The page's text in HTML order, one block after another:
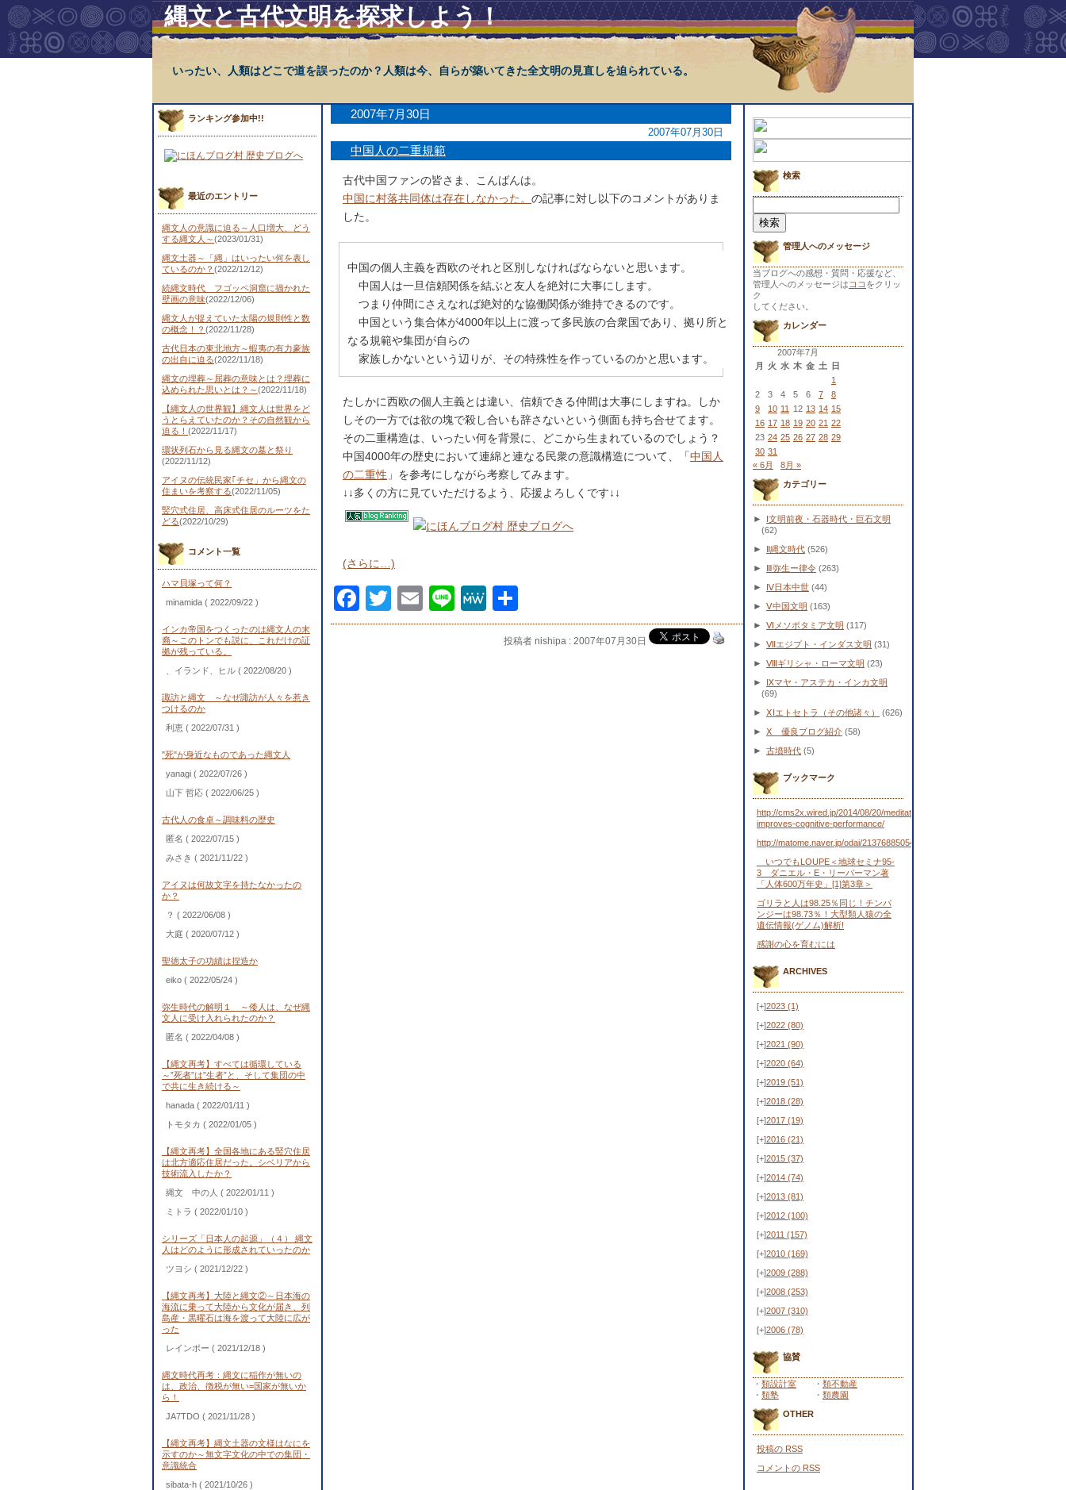
縄文と古代文明を探求しよう！
いったい、人類はどこで道を誤ったのか？人類は今、自らが築いてきた全文明の見直しを迫られている。
ランキング参加中!!
最近のエントリー
縄文人の意識に迫る～人口増大、どう
する縄文人～(2023/01/31)
縄文土器～「縄」はいったい何を表し
ているのか？ (2022/12/12)
続縄文時代 フゴッペ洞窟に描かれた
壁画の意味(2022/12/06)
縄文人が捉えていた太陽の規則性と数
の概念！？ (2022/11/28)
古代日本の東北地方～蝦夷の有力豪族
の出自に迫る(2022/11/18)
縄文の埋葬～屈葬の意味とは？埋葬に
込められた思いとは？～(2022/11/18)
【縄文人の世界観】縄文人は世界をど
うとらえていたのか？その自然観から
迫る！ (2022/11/17)
環状列石から見る縄文の墓と祭り
(2022/11/12)
アイヌの伝統民家｢チセ」から縄文の
住まいを考察する(2022/11/05)
竪穴式住居、高床式住居のルーツをた
どる(2022/10/29)
コメント一覧
ハマ貝塚って何？
minamida ( 2022/09/22 )
インカ帝国をつくったのは縄文人の末
裔～このトンでも説に、これだけの証
拠が残っている。
、イランド、ヒル ( 2022/08/20 )
諏訪と縄文 ～なぜ諏訪が人々を惹き
つけるのか
利恵 ( 2022/07/31 )
"死"が身近なものであった縄文人
yanagi ( 2022/07/26 )
山下 哲応 ( 2022/06/25 )
古代人の食卓～調味料の歴史
匿名 ( 2022/07/15 )
みさき ( 2021/11/22 )
アイヌは何故文字を持たなかったの
か？
？ ( 2022/06/08 )
大庭 ( 2020/07/12 )
聖徳太子の功績は捏造か
eiko ( 2022/05/24 )
弥生時代の解明１ ～倭人は、なぜ縄
文人に受け入れられたのか？
匿名 ( 2022/04/08 )
【縄文再考】すべては循環している
～”死者”は”生者”と、そして集団の中
で共に生き続ける～
hanada ( 2022/01/11 )
トモタカ ( 2022/01/05 )
【縄文再考】全国各地にある竪穴住居
は北方適応住居だった。シベリアから
技術流入したか？
縄文 中の人 ( 2022/01/11 )
ミトラ ( 2022/01/10 )
シリーズ「日本人の起源」（４） 縄文
人はどのように形成されていったのか
ツヨシ ( 2021/12/22 )
【縄文再考】大陸と縄文②～日本海の
海流に乗って大陸から文化が届き、列
島産・黒曜石は海を渡って大陸に広が
った
レインボー ( 2021/12/18 )
縄文時代再考：縄文に稲作が無いの
は、政治、徴税が無い=国家が無いか
ら！
JA7TDO ( 2021/11/28 )
【縄文再考】縄文土器の文様はなにを
示すのか～無文字文化の中での集団・
意識統合
sibata-h ( 2021/10/26 )
2007年7月30日
2007年07月30日
中国人の二重規範
古代中国ファンの皆さま、こんばんは。
中国に村落共同体は存在しなかった。 の記事に対し以下のコメントがありま
した。
中国の個人主義を西欧のそれと区別しなければならないと思います。
中国人は一旦信頼関係を結ぶと友人を絶対に大事にします。
つまり仲間にさえなれば絶対的な協働関係が維持できるのです。
中国という集合体が4000年以上に渡って多民族の合衆国であり、拠り所と
なる規範や集団が自らの
家族しかないという辺りが、その特殊性を作っているのかと思います。
たしかに西欧の個人主義とは違い、信頼できる仲間は大事にしますね。しか
しその一方では欲の塊で殺し合いも辞さないという側面も持ち合せてます。
その二重構造は、いったい何を背景に、どこから生まれているのでしょう？
中国4000年の歴史において連綿と連なる民衆の意識構造について、「中国人
の二重性 」を参考にしながら考察してみます。
↓↓多くの方に見ていただけるよう、応援よろしくです↓↓
(さらに…)
Facebook
Twitter
EmailLineMeWe
有
投稿者 nishipa : 2007年07月30日
検索
索:
管理人へのメッセージ
当ブログへの感想・質問・応援など、
管理人へのメッセージは ココ をクリッ
ク
してください。
カレンダー
2007年7月
月
火 水 木 金 土
日
1
2
3 4 5 6 7
8
9
10 11 12 13 14 15
16 17 18 19 20 21 22
23 24 25 26 27 28 29
30 31
« 6月
8月 »
カテゴリー
►
Ⅰ文明前夜・石器時代・巨石文明
(62)
► Ⅱ縄文時代 (526)
► Ⅲ弥生ー律令 (263)
► Ⅳ日本中世 (44)
► Ⅴ中国文明 (163)
► Ⅵメソポタミア文明 (117)
► Ⅶエジプト・インダス文明 (31)
► Ⅷギリシャ・ローマ文明 (23)
►
Ⅸマヤ・アステカ・インカ文明
(69)
► ⅩⅠエトセトラ（その他諸々） (626)
► Ⅹ 優良ブログ紹介 (58)
► 古墳時代 (5)
ブックマーク
http://cms2x.wired.jp/2014/08/20/meditation-
improves-cognitive-performance/
http://matome.naver.jp/odai/2137688505443481701
いつでもLOUPE＜地球セミナ95-
3 ダニエル・E・リーバーマン著
「人体600万年史」[1]第3章＞
ゴリラと人は98.25％同じ！チンパ
ンジーは98.73％！大型類人猿の全
遺伝情報(ゲノム)解析!
感謝の心を育むには
ARCHIVES
[+]2023 (1)
[+]2022 (80)
[+]2021 (90)
[+]2020 (64)
[+]2019 (51)
[+]2018 (28)
[+]2017 (19)
[+]2016 (21)
[+]2015 (37)
[+]2014 (74)
[+]2013 (81)
[+]2012 (100)
[+]2011 (157)
[+]2010 (169)
[+]2009 (288)
[+]2008 (253)
[+]2007 (310)
[+]2006 (78)
協賛
・ 類設計室 ・ 類不動産
・ 類塾 ・ 類農園
OTHER
投稿の RSS
コメントの RSS